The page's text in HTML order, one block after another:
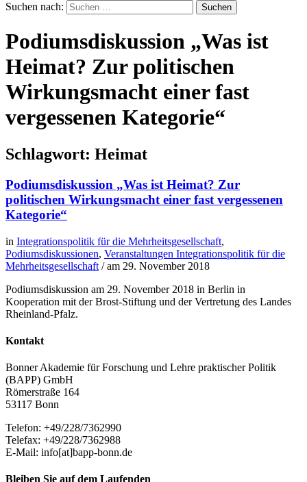
Suchen nach:
Podiumsdiskussion „Was ist
Heimat? Zur politischen
Wirkungsmacht einer fast
vergessenen Kategorie“
Schlagwort: Heimat
Podiumsdiskussion „Was ist Heimat? Zur
politischen Wirkungsmacht einer fast vergessenen
Kategorie“
in Integrationspolitik für die Mehrheitsgesellschaft,
Podiumsdiskussionen, Veranstaltungen Integrationspolitik für die
Mehrheitsgesellschaft / am 29. November 2018
Podiumsdiskussion am 29. November 2018 in Berlin in
Kooperation mit der Brost-Stiftung und der Vertretung des Landes
Rheinland-Pfalz.
Kontakt
Bonner Akademie für Forschung und Lehre praktischer Politik
(BAPP) GmbH
Römerstraße 164
53117 Bonn
Telefon: +49/228/7362990
Telefax: +49/228/7362988
E-Mail: info[at]bapp-bonn.de
Bleiben Sie auf dem Laufenden